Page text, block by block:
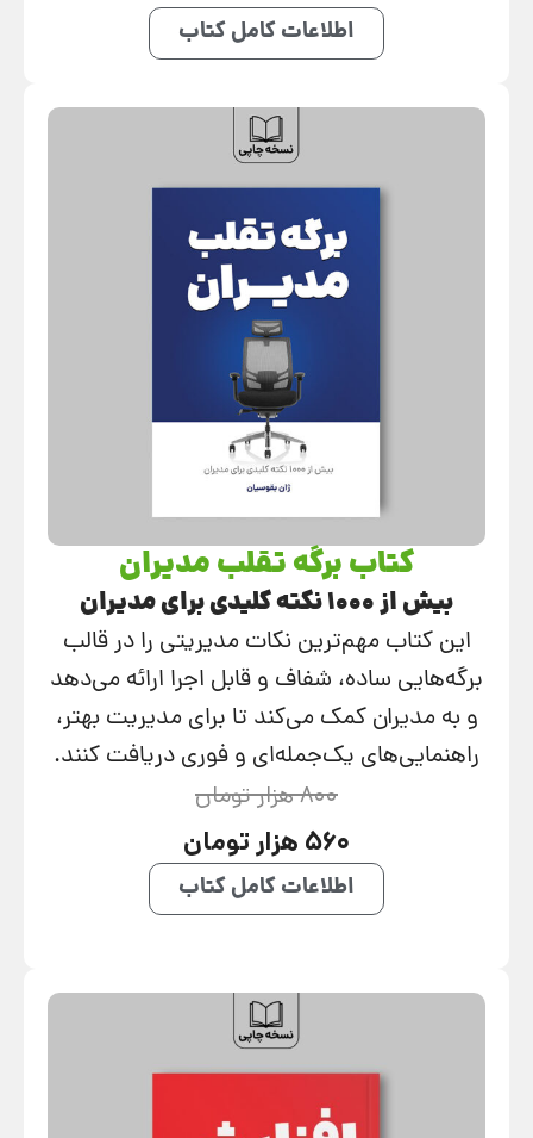
اطلاعات کامل کتاب
کتاب برگه تقلب مدیران
بیش از 1000 نکته کلیدی برای مدیران
این کتاب مهم‌ترین نکات مدیریتی را در قالب
برگه‌هایی ساده، شفاف و قابل اجرا ارائه می‌دهد
و به مدیران کمک می‌کند تا برای مدیریت بهتر،
راهنمایی‌های یک‌جمله‌ای و فوری دریافت کنند.
800 هزار تومان
560 هزار تومان
اطلاعات کامل کتاب